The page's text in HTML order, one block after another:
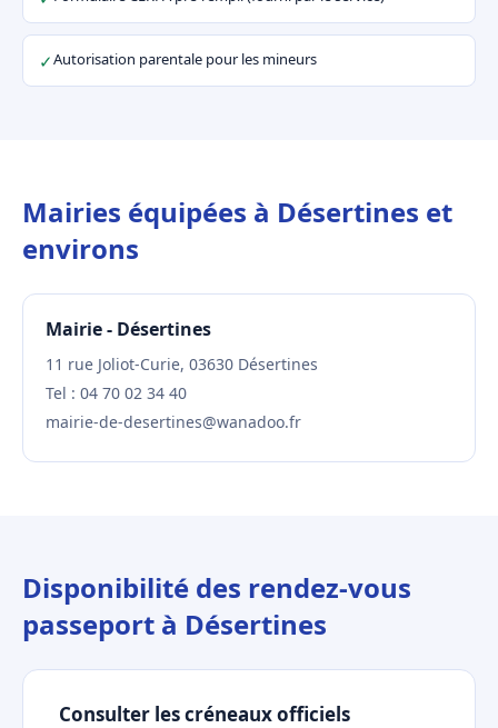
✓Autorisation parentale pour les mineurs
Mairies équipées à Désertines et
environs
Mairie - Désertines
11 rue Joliot-Curie, 03630 Désertines
Tel : 04 70 02 34 40
mairie-de-desertines@wanadoo.fr
Disponibilité des rendez-vous
passeport à Désertines
Consulter les créneaux officiels